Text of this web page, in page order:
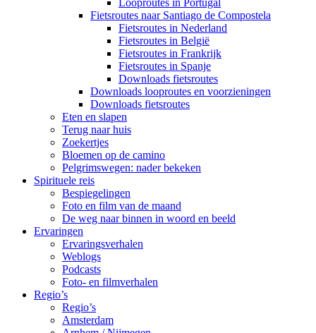
Looproutes in Portugal
Fietsroutes naar Santiago de Compostela
Fietsroutes in Nederland
Fietsroutes in België
Fietsroutes in Frankrijk
Fietsroutes in Spanje
Downloads fietsroutes
Downloads looproutes en voorzieningen
Downloads fietsroutes
Eten en slapen
Terug naar huis
Zoekertjes
Bloemen op de camino
Pelgrimswegen: nader bekeken
Spirituele reis
Bespiegelingen
Foto en film van de maand
De weg naar binnen in woord en beeld
Ervaringen
Ervaringsverhalen
Weblogs
Podcasts
Foto- en filmverhalen
Regio’s
Regio’s
Amsterdam